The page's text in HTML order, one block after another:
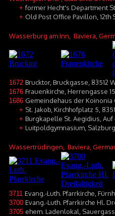
+former Hecht's Department
+ Old Post Office Pavillon, 12th
Wasserburg am Inn , Baviera,
1672 Brucktor, Bruckgasse, 83512
1676 Frauenkirche, Herrengasse
1686 Gemeindehaus der Koinonia
+ St. Jakob, Kirchhofplatz 5,
+ Burgkapelle St. Aegidius,
+ Luitpoldgymnasium,
Wassertrüdingen , Baviera,
3711 Evang.-Luth. Pfarrkirche,
3700 Evang.-Luth. Pfarrkirche Hl.
3705 ehem. Ladenlokal,